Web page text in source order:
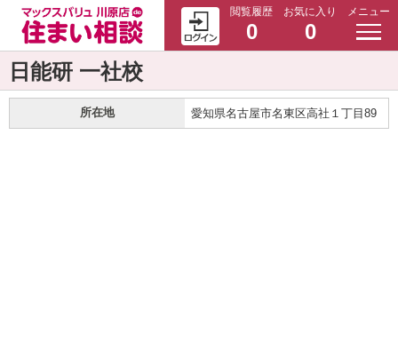
閲覧履歴
0
お気に入り
0
メニュー
日能研 一社校
所在地 愛知県名古屋市名東区高社１丁目89